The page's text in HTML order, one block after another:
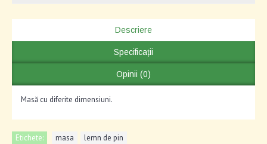
Descriere
Specificații
Opinii (0)
Masă cu diferite dimensiuni.
Etichete: masa lemn de pin